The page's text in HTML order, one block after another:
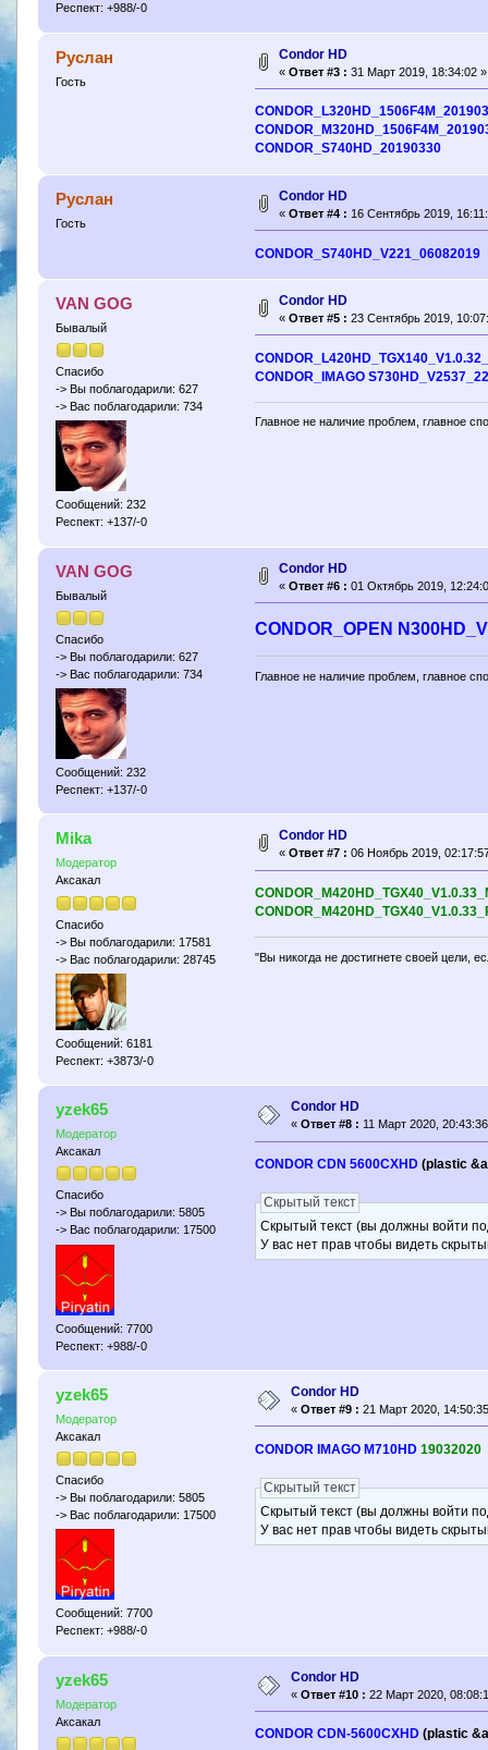
Респект: +988/-0
Руслан
Гость
Condor HD
« Ответ #3 : 31 Март 2019, 18:34:02 »
CONDOR_S740HD_20190330
Руслан
Гость
Condor HD
« Ответ #4 : 16 Сентябрь 2019,
CONDOR_S740HD_V221_06082019
VAN GOG
Бывалый
Спасибо
-> Вы поблагодарили: 627
-> Вас поблагодарили: 734
Сообщений: 232
Респект: +137/-0
Condor HD
« Ответ #5 : 23 Сентябрь 2019,
CONDOR_IMAGO
Главное не наличие проблем, главное
VAN GOG
Бывалый
Спасибо
-> Вы поблагодарили: 627
-> Вас поблагодарили: 734
Сообщений: 232
Респект: +137/-0
Condor HD
« Ответ #6 : 01 Октябрь 2019,
CONDOR_OPEN
Главное не наличие проблем, главное
Mika
Модератор
Аксакал
Спасибо
-> Вы поблагодарили: 17581
-> Вас поблагодарили: 28745
Сообщений: 6181
Респект: +3873/-0
Condor HD
« Ответ #7 : 06 Ноябрь 2019,
"Вы никогда не достигнете своей цели,
yzek65
Модератор
Аксакал
Спасибо
-> Вы поблагодарили: 5805
-> Вас поблагодарили: 17500
Сообщений: 7700
Респект: +988/-0
Condor HD
« Ответ #8 : 11 Март 2020,
CONDOR CDN 5600CXHD (plastic
Скрытый текст
Скрытый текст (вы должны войти
У вас нет прав чтобы видеть
yzek65
Модератор
Аксакал
Спасибо
-> Вы поблагодарили: 5805
-> Вас поблагодарили: 17500
Сообщений: 7700
Респект: +988/-0
Condor HD
« Ответ #9 : 21 Март 2020,
CONDOR IMAGO M710HD 19032020
Скрытый текст
Скрытый текст (вы должны войти
У вас нет прав чтобы видеть
yzek65
Модератор
Аксакал
Condor HD
« Ответ #10 : 22 Март 2020,
CONDOR CDN-5600CXHD (plastic